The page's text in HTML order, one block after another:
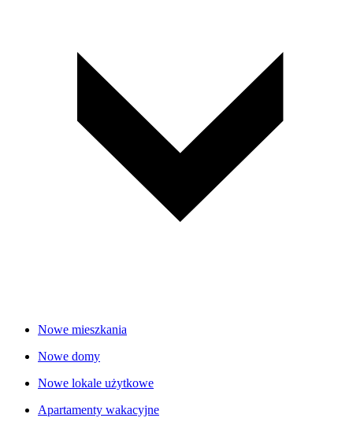
Nowe mieszkania
Nowe domy
Nowe lokale użytkowe
Apartamenty wakacyjne